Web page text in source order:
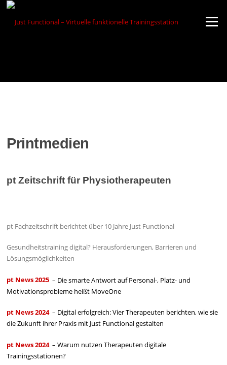
Zum
springen
Menü
Printmedien
pt Zeitschrift für Physiotherapeuten
pt Fachzeitschrift berichtet über 10 Jahre Just Functional
Gesundheitstraining digital? Herausforderungen, Barrieren und
Lösungsmöglichkeiten
pt News 2025 – Die smarte Antwort auf Personal-, Platz- und
Motivationsprobleme heißt MoveOne
pt News 2024 – Digital erfolgreich: Vier Therapeuten berichten, wie sie
die Zukunft ihrer Praxis mit Just Functional gestalten
pt News 2024 – Warum nutzen Therapeuten digitale
Trainingsstationen?